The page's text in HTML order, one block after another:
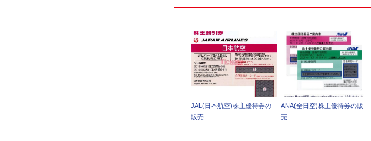
JAL(日本航空)株主優待券の
販売
ANA(全日空)株主優待券の販
売